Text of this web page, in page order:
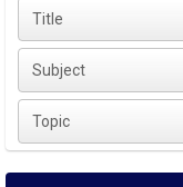
Title
Subject
Topic